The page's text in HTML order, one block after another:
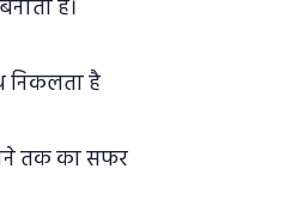
हैं।
निकलता है
तक का सफर